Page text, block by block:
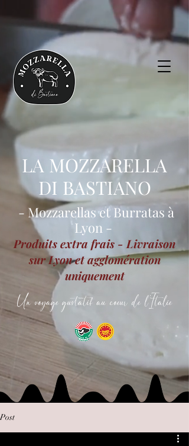
LA MOZZARELLA
DI BASTIANO
- Mozzarellas et Burratas à
Lyon -
Produits extra frais - Livraison
sur Lyon et agglomération
uniquement
Un voyage gustatif au coeur de l'Italie
Post